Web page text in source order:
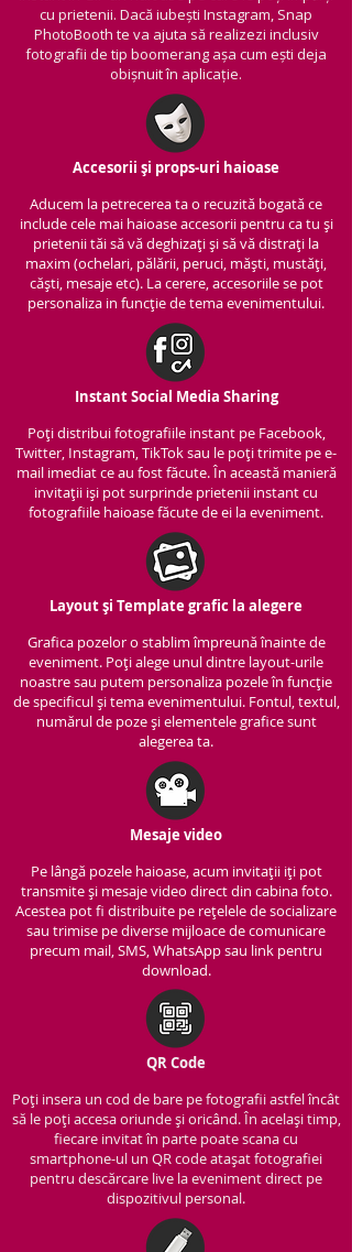
cu prietenii. Dacă iubești Instagram, Snap
PhotoBooth te va ajuta să realizezi inclusiv
fotografii de tip boomerang așa cum ești deja
obișnuit în aplicație.
Accesorii și props-uri haioase
Aducem la petrecerea ta o recuzită bogată ce
include cele mai haioase accesorii pentru ca tu și
prietenii tăi să vă deghizați și să vă distrați la
maxim (ochelari, pălării, peruci, măști, mustăți,
căști, mesaje etc). La cerere, accesoriile se pot
personaliza in funcție de tema evenimentului.
Instant Social Media Sharing
Poți distribui fotografiile instant pe Facebook,
Twitter, Instagram, TikTok sau le poți trimite pe e-
mail imediat ce au fost făcute. În această manieră
invitații iși pot surprinde prietenii instant cu
fotografiile haioase făcute de ei la eveniment.
Layout și Template grafic la alegere
Grafica pozelor o stablim împreună înainte de
eveniment. Poți alege unul dintre layout-urile
noastre sau putem personaliza pozele în funcție
de specificul și tema evenimentului. Fontul, textul,
numărul de poze și elementele grafice sunt
alegerea ta.
Mesaje video
Pe lângă pozele haioase, acum invitații iți pot
transmite și mesaje video direct din cabina foto.
Acestea pot fi distribuite pe rețelele de socializare
sau trimise pe diverse mijloace de comunicare
precum mail, SMS, WhatsApp sau link pentru
download.
QR Code
Poți insera un cod de bare pe fotografii astfel încât
să le poți accesa oriunde și oricând. În același timp,
fiecare invitat în parte poate scana cu
smartphone-ul un QR code atașat fotografiei
pentru descărcare live la eveniment direct pe
dispozitivul personal.